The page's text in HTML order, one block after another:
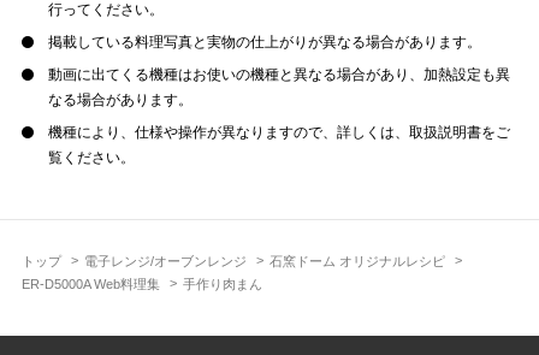
トップ 電子レンジ/オーブンレンジ
石窯ドーム オリジナルレシピ
ER-D5000A Web料理集
手作り肉まん
行ってください。
掲載している料理写真と実物の仕上がりが異なる場合があります。
動画に出てくる機種はお使いの機種と異なる場合があり、加熱設定も異
なる場合があります。
機種により、仕様や操作が異なりますので、詳しくは、取扱説明書をご
覧ください。